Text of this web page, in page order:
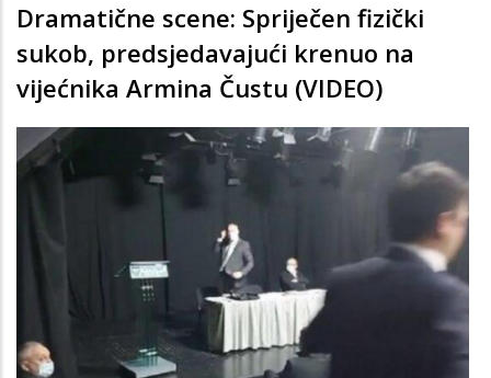
Dramatične scene: Spriječen fizički
sukob, predsjedavajući krenuo na
vijećnika Armina Čustu (VIDEO)